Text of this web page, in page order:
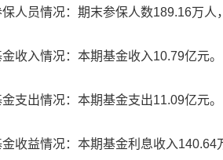
员情况：期末参保人数189.16万人
入情况：本期基金收入10.79亿元。
出情况：本期基金支出11.09亿元。
益情况：本期基金利息收入140.64